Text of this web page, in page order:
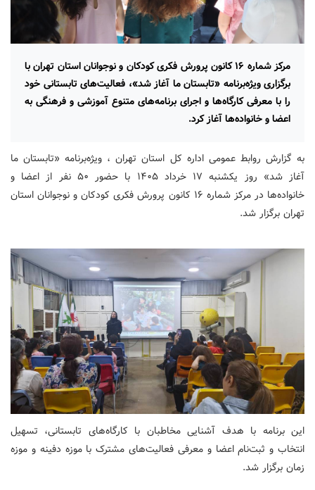
مرکز شماره ۱۶ کانون پرورش فکری کودکان و نوجوانان استان تهران با
برگزاری ویژه‌برنامه «تابستان ما آغاز شد»، فعالیت‌های تابستانی خود
را با معرفی کارگاه‌ها و اجرای برنامه‌های متنوع آموزشی و فرهنگی به
اعضا و خانواده‌ها آغاز کرد.
به گزارش روابط عمومی اداره کل استان تهران ، ویژه‌برنامه «تابستان ما
آغاز شد» روز یکشنبه ۱۷ خرداد ۱۴۰۵ با حضور ۵۰ نفر از اعضا و
خانواده‌ها در مرکز شماره ۱۶ کانون پرورش فکری کودکان و نوجوانان استان
تهران برگزار شد.
این برنامه با هدف آشنایی مخاطبان با کارگاه‌های تابستانی، تسهیل
انتخاب و ثبت‌نام اعضا و معرفی فعالیت‌های مشترک با موزه دفینه و موزه
زمان برگزار شد.